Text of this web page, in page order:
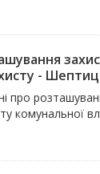
-
про
комунальної